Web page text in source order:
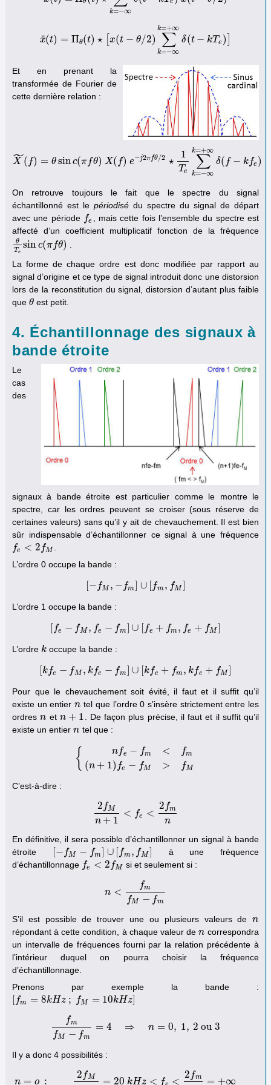
k=−∞
x
˜(t) = Πθ(t) ⋆ [x(t − θ/2) ∑
k=−∞
k=+∞
δ(t − kTe )
x ~(t )=Πθ(t )⋆ x(t−θ /2) ∑k=− k= δ(t− kT e)]
Et en prenant la
transformée de Fourier de
cette dernière relation :
X
˜( f) = θ sinc(πfθ) X( f) e−j2πfθ/2 ⋆
1
Te ∑
k=−∞
k=+∞
δ( f − kfe )
X~ (f) =θsinc(πfθ) X f) e −j2 π θ/2⋆1Te ∑ k=−∞ =+ δ(f −kfe )
On retrouve toujours le fait que le spectre du signal
échantillonné est le périodisé du spectre du signal de départ
avec une période fe
fe
, mais cette fois l’ensemble du spectre est
affecté d’un coefficient multiplicatif fonction de la fréquence
θ
Te
sinc(πfθ)
θTesinc(πfθ)
La forme de chaque ordre est donc modifiée par rapport au
signal d’origine et ce type de signal introduit donc une distorsion
lors de la reconstitution du signal, distorsion d’autant plus faible
que θ
θ est petit.
4. Échantillonnage des signaux à
bande étroite
Le
cas
des
signaux à bande étroite est particulier comme le montre le
spectre, car les ordres peuvent se croiser (sous réserve de
certaines valeurs) sans qu’il y ait de chevauchement. Il est bien
sûr indispensable d’échantillonner ce signal à une fréquence
fe < 2 fM
fe< 2f M
.
L’ordre 0 occupe la bande :
− fM , − fm ∪ fm, fM
[−fM,−fm ∪[f m,fM
L’ordre 1 occupe la bande :
fe − fM , fe − fm ∪ fe + fm, fe + fM
[fe −fM,fe −fm ∪[ e+ m, e+fM]
L’ordre k
k occupe la bande :
kfe − fM , kfe − fm ∪ [kfe + fm, kfe + fM
[kfe −fM kfe −fm ∪[ kfe+f m, kfe+f M]
Pour que le chevauchement soit évité, il faut et il suffit qu’il
existe un entier n
n tel que l’ordre 0 s’insère strictement entre les
ordresn
n etn + 1
n+1
. De façon plus précise, il faut et il suffit qu’il
existe un entier n
n tel que :
{ nfe − fm
(n + 1) fe − fM
<
>
fm
fM
{n m <f m +1)f M
C’est-à-dire :
2 fM
n + 1
< fe <
2 fm
n
2fMn +1 <fe <2f mn
En définitive, il sera possible d’échantillonner un signal à bande
étroite
− fM − fm ∪ fm, fM
−fM−f m]∪[fm fM
à une fréquence
d’échantillonnage fe < 2 fM
fe< 2f M si et seulement si :
n <
fm
fM − fm
n< mfM−fm
S’il est possible de trouver une ou plusieurs valeurs den
n
répondant à cette condition, à chaque valeur den
n correspondra
un intervalle de fréquences fourni par la relation précédente à
l’intérieur duquel on pourra choisir la fréquence
d’échantillonnage.
Prenons par exemple la bande :
fm = 8kHz ; fM = 10kHz
m= 8k Hz ; fM=10kH z]
fm
fM − fm
= 4 ⇒ n = 0, 1, 2 ou3
fm M−fm 4⇒ 0, 1, 2 ou3
Il y a donc 4 possibilités :
n = o :
2 fM = 20 kHz < f <
2 fm = +∞